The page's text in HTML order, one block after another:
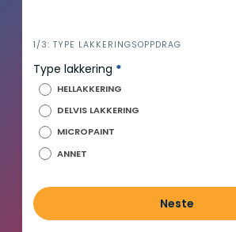
i
n
n
o
d
1/3: TYPE LAKKERINGSOPPDRAG
Type lakkering *
HELLAKKERING
DELVIS LAKKERING
MICROPAINT
ANNET
Neste